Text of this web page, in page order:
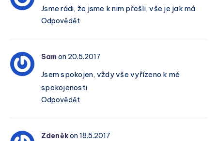
Jsme rádi, že jsme k nim přešli, vše je jak má
Odpovědět
Samon 20.5.2017
Jsem spokojen, vždy vše vyřízeno k mé
spokojenosti
Odpovědět
Zdeněkon 18.5.2017